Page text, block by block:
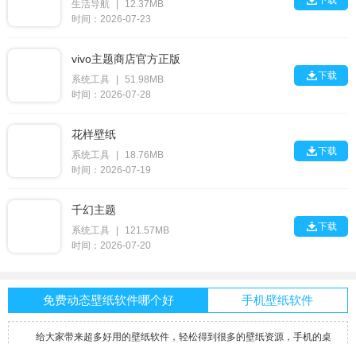
生活导航 |
12.37MB
时间：2026-07-23
vivo主题商店官方正版
系统工具 |
51.98MB
时间：2026-07-28
下载
花样壁纸
系统工具 |
18.76MB
时间：2026-07-19
下载
千幻主题
系统工具 |
121.57MB
时间：2026-07-20
下载
免费动态壁纸软件哪个好 手机壁纸软件
给大家带来超多好用的壁纸软件，轻松得到很多的壁纸资源，手机的桌